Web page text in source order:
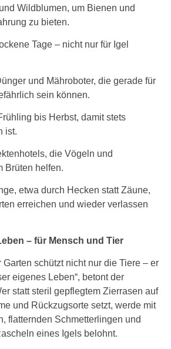
Wildblumen, um Bienen und
zu bieten.
Tage – nicht nur für Igel
und Mähroboter, die gerade für
sein können.
bis Herbst, damit stets
ist.
die Vögeln und
Brüten helfen.
etwa durch Hecken statt Zäune,
erreichen und wieder verlassen
– für Mensch und Tier
Garten schützt nicht nur die Tiere – er
eigenes Leben“, betont der
statt steril gepflegtem Zierrasen auf
und Rückzugsorte setzt, werde mit
flatternden Schmetterlingen und
eines Igels belohnt.